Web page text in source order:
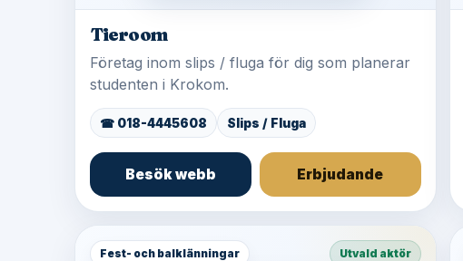
Tieroom
Företag inom slips / fluga för dig som planerar
studenten i Krokom.
☎ 018-4445608 Slips / Fluga
Besök webb Erbjudande
Fest- och balklänningar Utvald aktör